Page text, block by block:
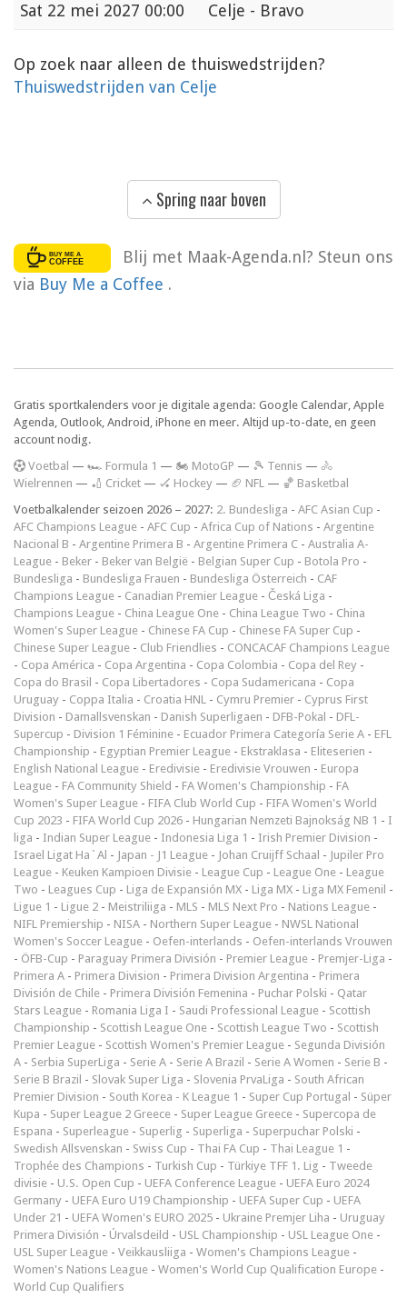
Sat 22 mei 2027 00:00 Celje - Bravo
Op zoek naar alleen de thuiswedstrijden?
Thuiswedstrijden van Celje
Spring naar boven
Blij met Maak-Agenda.nl? Steun ons
via Buy Me a Coffee .
Gratis sportkalenders voor je digitale agenda: Google Calendar, Apple
Agenda, Outlook, Android, iPhone en meer. Altijd up-to-date, en geen
account nodig.
Voetbal — 🏎️ Formula 1 — 🏍 MotoGP — 🎾 Tennis — 🚴
Wielrennen — 🏏 Cricket — 🏑 Hockey — 🏈 NFL — 🏀 Basketbal
Voetbalkalender seizoen 2026 – 2027: 2. Bundesliga - AFC Asian Cup -
AFC Champions League - AFC Cup - Africa Cup of Nations - Argentine
Nacional B - Argentine Primera B - Argentine Primera C - Australia A-
League - Beker - Beker van België - Belgian Super Cup - Botola Pro -
Bundesliga - Bundesliga Frauen - Bundesliga Österreich - CAF
Champions League - Canadian Premier League - Česká Liga -
Champions League - China League One - China League Two - China
Women's Super League - Chinese FA Cup - Chinese FA Super Cup -
Chinese Super League - Club Friendlies - CONCACAF Champions League
- Copa América - Copa Argentina - Copa Colombia - Copa del Rey -
Copa do Brasil - Copa Libertadores - Copa Sudamericana - Copa
Uruguay - Coppa Italia - Croatia HNL - Cymru Premier - Cyprus First
Division - Damallsvenskan - Danish Superligaen - DFB-Pokal - DFL-
Supercup - Division 1 Féminine - Ecuador Primera Categoría Serie A - EFL
Championship - Egyptian Premier League - Ekstraklasa - Eliteserien -
English National League - Eredivisie - Eredivisie Vrouwen - Europa
League - FA Community Shield - FA Women's Championship - FA
Women's Super League - FIFA Club World Cup - FIFA Women's World
Cup 2023 - FIFA World Cup 2026 - Hungarian Nemzeti Bajnokság NB 1 - I
liga - Indian Super League - Indonesia Liga 1 - Irish Premier Division -
Israel Ligat Ha`Al - Japan - J1 League - Johan Cruijff Schaal - Jupiler Pro
League - Keuken Kampioen Divisie - League Cup - League One - League
Two - Leagues Cup - Liga de Expansión MX - Liga MX - Liga MX Femenil -
Ligue 1 - Ligue 2 - Meistriliiga - MLS - MLS Next Pro - Nations League -
NIFL Premiership - NISA - Northern Super League - NWSL National
Women's Soccer League - Oefen-interlands - Oefen-interlands Vrouwen
- ÖFB-Cup - Paraguay Primera División - Premier League - Premjer-Liga -
Primera A - Primera Division - Primera Division Argentina - Primera
División de Chile - Primera División Femenina - Puchar Polski - Qatar
Stars League - Romania Liga I - Saudi Professional League - Scottish
Championship - Scottish League One - Scottish League Two - Scottish
Premier League - Scottish Women's Premier League - Segunda División
A - Serbia SuperLiga - Serie A - Serie A Brazil - Serie A Women - Serie B -
Serie B Brazil - Slovak Super Liga - Slovenia PrvaLiga - South African
Premier Division - South Korea - K League 1 - Super Cup Portugal - Süper
Kupa - Super League 2 Greece - Super League Greece - Supercopa de
Espana - Superleague - Superlig - Superliga - Superpuchar Polski -
Swedish Allsvenskan - Swiss Cup - Thai FA Cup - Thai League 1 -
Trophée des Champions - Turkish Cup - Türkiye TFF 1. Lig - Tweede
divisie - U.S. Open Cup - UEFA Conference League - UEFA Euro 2024
Germany - UEFA Euro U19 Championship - UEFA Super Cup - UEFA
Under 21 - UEFA Women's EURO 2025 - Ukraine Premjer Liha - Uruguay
Primera División - Úrvalsdeild - USL Championship - USL League One -
USL Super League - Veikkausliiga - Women's Champions League -
Women's Nations League - Women's World Cup Qualification Europe -
World Cup Qualifiers